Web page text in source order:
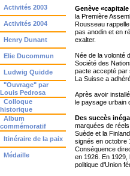
Activités 2003
Activités 2004
Henry Dunant
Elie Ducommun
Ludwig Quidde
"Ouvrage" par
Louis Pedrosa
Colloque
historique
Album
commémoratif
Itinéraire de la paix
Médaille
Genève
la Première
Rousseau
pas anodin et en
exalter.
Née de la volonté
Société des
pacte accepté par
La Suisse a
Après avoir
le paysage urbain
Des succès
marquées de
Suède et la
signés en octobre
Conséquence
en 1926. En 1929,
politique d'Union